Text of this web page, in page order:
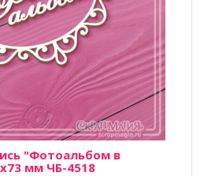
"Фотоальбом в
мм ЧБ-4518